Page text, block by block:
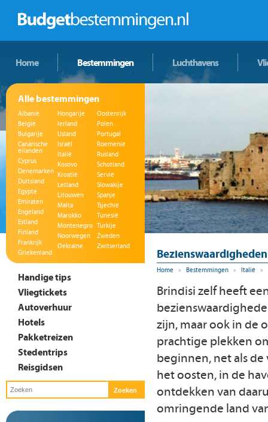
Home Bestemmingen Luchthavens
Alle bestemmingen
Albanië
België
Bulgarije
Canarische
eilanden
Cyprus
Denemarken
Duitsland
Egypte
Emiraten
Engeland
Estland
Finland
Frankrijk
Griekenland
Hongarije
Ierland
IJsland
Israël
Italië
Kosovo
Kroatië
Letland
Litouwen
Malta
Marokko
Montenegro
Noorwegen
Oekraïne
Oostenrijk
Polen
Portugal
Roemenië
Rusland
Schotland
Servië
Slowakije
Spanje
Tsjechië
Tunesië
Turkije
Zweden
Zwitserland
Handige tips
Vliegtickets
Autoverhuur
Hotels
Pakketreizen
Stedentrips
Reisgidsen
Home » Bestemmingen » Italië »
Brindisi zelf heeft
zijn, maar ook in de
prachtige plekken
beginnen, net als
het oosten, in de
ontdekken van
omringende land